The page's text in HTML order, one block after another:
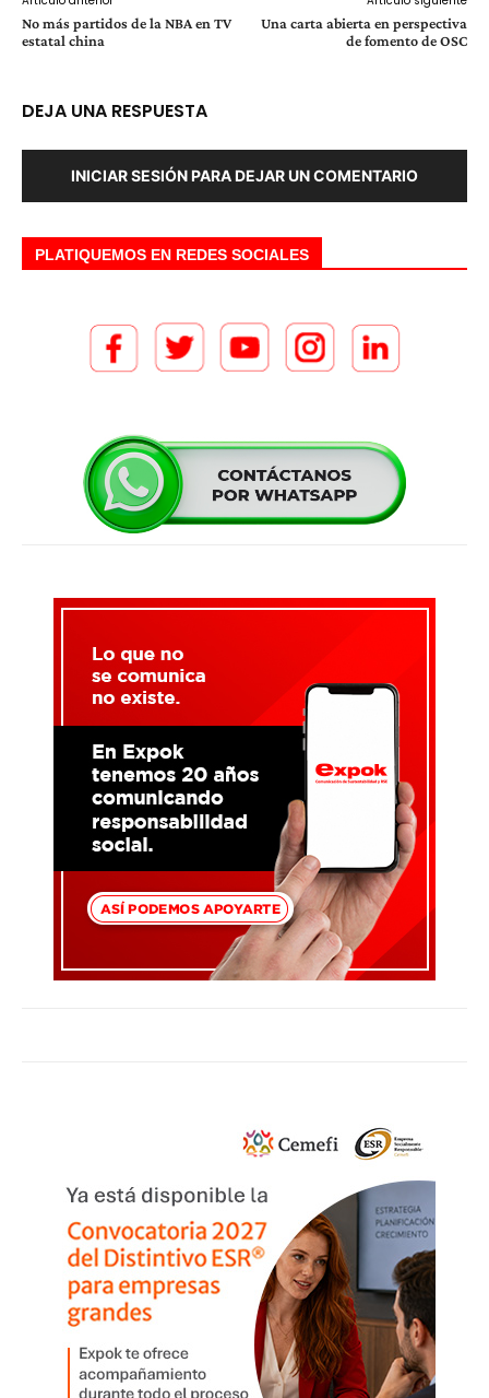
No más partidos de la NBA en TV
estatal china
Una carta abierta en perspectiva
de fomento de OSC
DEJA UNA RESPUESTA
INICIAR SESIÓN PARA DEJAR UN COMENTARIO
PLATIQUEMOS EN REDES SOCIALES